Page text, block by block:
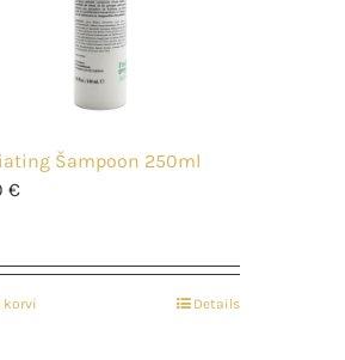
Šampoon 250ml
€
korvi Details